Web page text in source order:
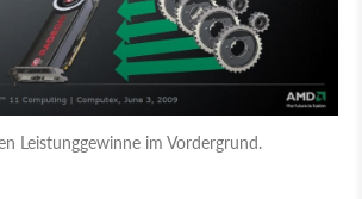
Leistunggewinne im Vordergrund.